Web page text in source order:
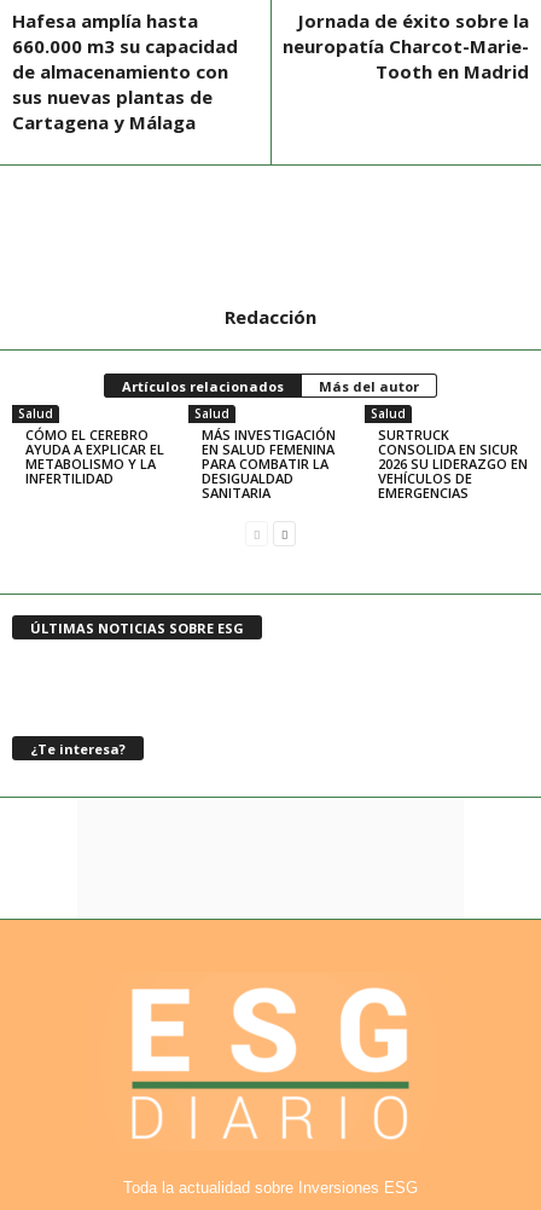
Hafesa amplía hasta
660.000 m3 su capacidad
de almacenamiento con
sus nuevas plantas de
Cartagena y Málaga
Jornada de éxito sobre la
neuropatía Charcot-Marie-
Tooth en Madrid
Redacción
Artículos relacionados Más del autor
Salud
CÓMO EL CEREBRO
AYUDA A EXPLICAR EL
METABOLISMO Y LA
INFERTILIDAD
Salud
MÁS INVESTIGACIÓN
EN SALUD FEMENINA
PARA COMBATIR LA
DESIGUALDAD
SANITARIA
Salud
SURTRUCK
CONSOLIDA EN SICUR
2026 SU LIDERAZGO EN
VEHÍCULOS DE
EMERGENCIAS
ÚLTIMAS NOTICIAS SOBRE ESG
¿Te interesa?
Toda la actualidad sobre Inversiones ESG